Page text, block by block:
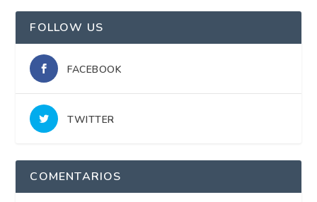
FOLLOW US
FACEBOOK
TWITTER
COMENTARIOS